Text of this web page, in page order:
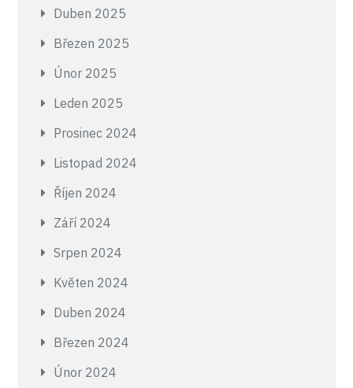
Duben 2025
Březen 2025
Únor 2025
Leden 2025
Prosinec 2024
Listopad 2024
Říjen 2024
Září 2024
Srpen 2024
Květen 2024
Duben 2024
Březen 2024
Únor 2024